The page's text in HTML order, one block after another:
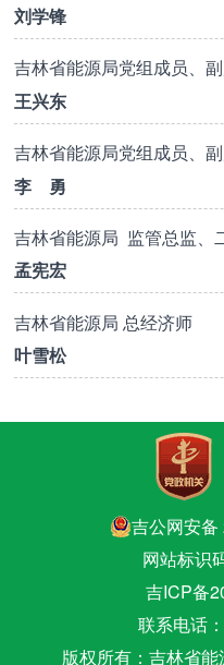
刘学锋
吉林省能源局党组成员、
王兴东
吉林省能源局党组成员、
李 勇
吉林省能源局 监管总监、
孟宪宏
吉林省能源局 总经济师
叶雪松
吉公网安
网站标识
吉ICP备
联系电话
版权所有：吉林省